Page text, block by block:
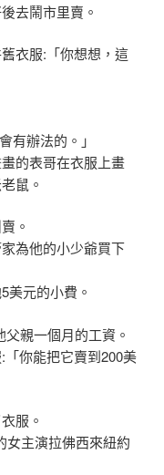
去鬧市里賣。
衣服:「你想想，這
有辦法的。」
的表哥在衣服上畫
鼠。
。
為他的小少爺買下
美元的小費。
親一個月的工資。
你能把它賣到200美
服。
女主演拉佛西來紐約